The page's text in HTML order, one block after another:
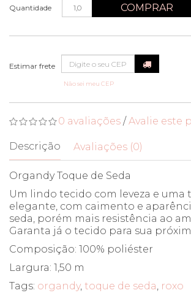
Quantidade COMPRAR
Não sei meu CEP
0 avaliações /Avalie este
Descrição Avaliações (0)
Organdy Toque de Seda
Um lindo tecido com leveza e uma
elegante, com caimento e
seda, porém mais resistência ao
Garanta já o tecido para sua
Composição: 100% poliéster
Largura: 1,50 m
Tags: organdy, toque de seda, roxo